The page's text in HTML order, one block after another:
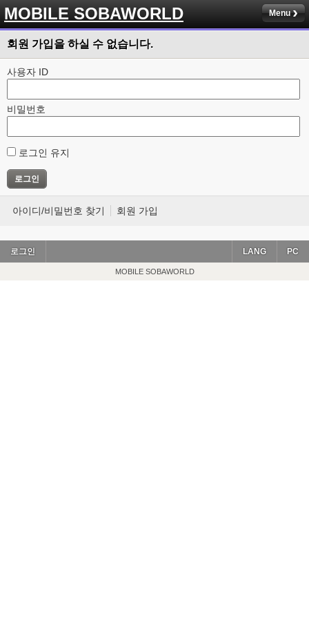
MOBILE SOBAWORLD Menu
회원 가입을 하실 수 없습니다.
사용자 ID
비밀번호
로그인 유지
아이디/비밀번호 찾기 회원 가입
로그인 PC
LANG
MOBILE SOBAWORLD